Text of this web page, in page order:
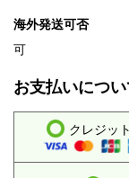
海外発送可否
可
お支払いについ
クレジッ